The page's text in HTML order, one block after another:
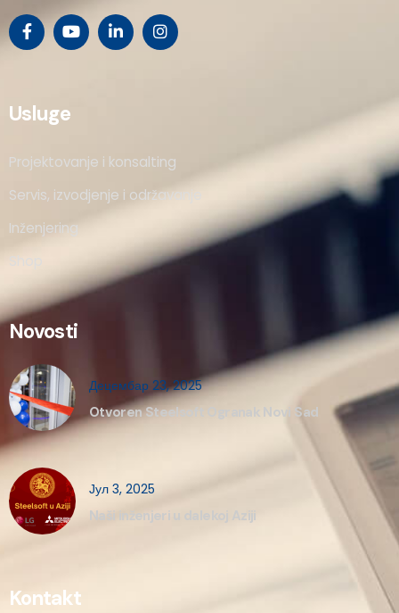
Usluge
Projektovanje i konsalting
Servis, izvodjenje i održavanje
Inženjering
Shop
Novosti
Децембар 23, 2025
Otvoren Steelsoft Ogranak Novi Sad
Јул 3, 2025
Naši inženjeri u dalekoj Aziji
Kontakt